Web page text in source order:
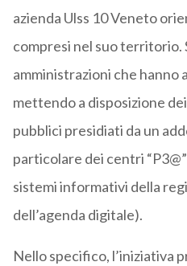
azienda Ulss 10 Veneto
compresi nel suo territorio.
amministrazioni che
mettendo a disposizione
pubblici presidiati da un
particolare dei centri
sistemi informativi della
dell’agenda digitale).
Nello specifico, l’iniziativa